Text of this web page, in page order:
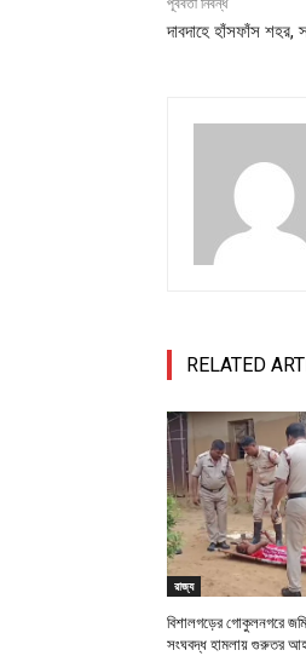
পূর্ববর্তী নিবন্ধ
দাবদাহে হাঁসফাঁস
RELATED
রাজ্য
বিশালগড়ের গোকুলনগরে
সংঘবদ্ধ হামলায় গুরুতর